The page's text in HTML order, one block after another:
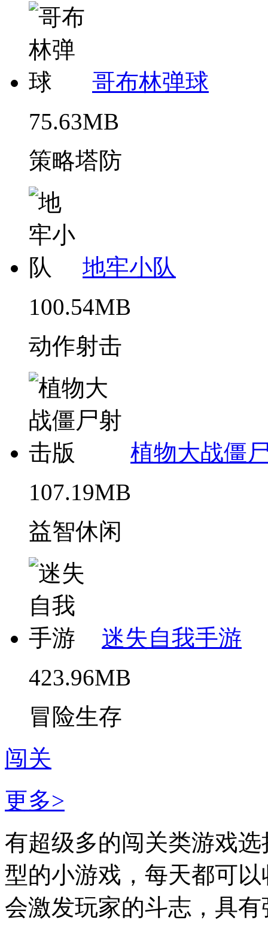
哥布林弹球
75.63MB
策略塔防
地牢小队
100.54MB
动作射击
植物大战僵
107.19MB
益智休闲
迷失自我手游
423.96MB
冒险生存
闯关
更多>
有超级多的闯关类游戏
型的小游戏，每天都可
会激发玩家的斗志，具